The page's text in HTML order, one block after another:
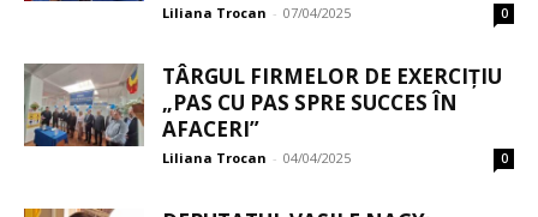
Liliana Trocan - 07/04/2025 0
TÂRGUL FIRMELOR DE EXERCIȚIU
„PAS CU PAS SPRE SUCCES ÎN
AFACERI”
Liliana Trocan - 04/04/2025 0